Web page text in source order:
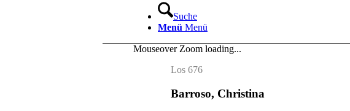
Suche
Menü Menü
Mouseover Zoom loading...
Los 676
Barroso, Christina